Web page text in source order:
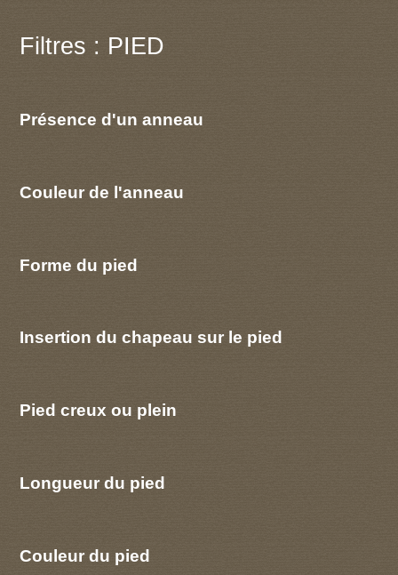
Filtres : PIED
Présence d'un anneau
Couleur de l'anneau
Forme du pied
Insertion du chapeau sur le pied
Pied creux ou plein
Longueur du pied
Couleur du pied